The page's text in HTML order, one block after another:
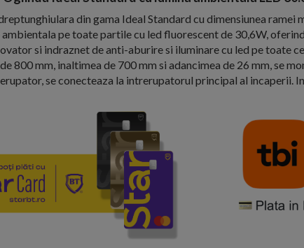
din gama Ideal Standard cu dimensiunea ramei
pe toate partile cu led fluorescent de 30,6W,
si indraznet de anti-aburire si iluminare cu led pe toate
800 mm, inaltimea de 700 mm si adancimea de 26 mm, se
se conecteaza la intrerupatorul principal al incaperii.